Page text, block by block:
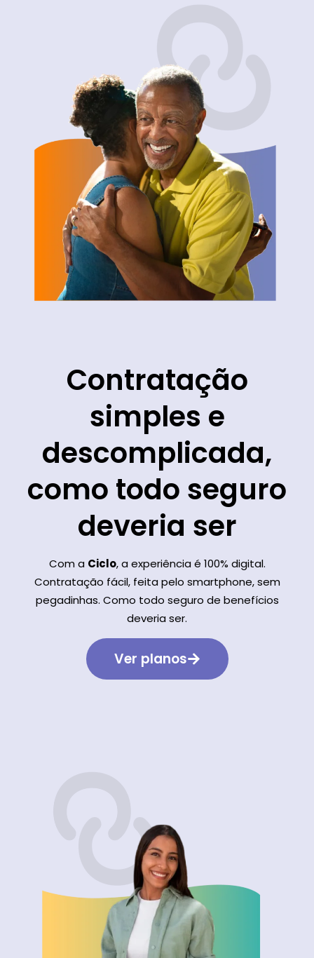
Contratação
simples e
descomplicada,
como todo seguro
deveria ser
Com a Ciclo, a experiência é 100% digital.
Contratação fácil, feita pelo smartphone, sem
pegadinhas. Como todo seguro de benefícios
deveria ser.
Ver planos